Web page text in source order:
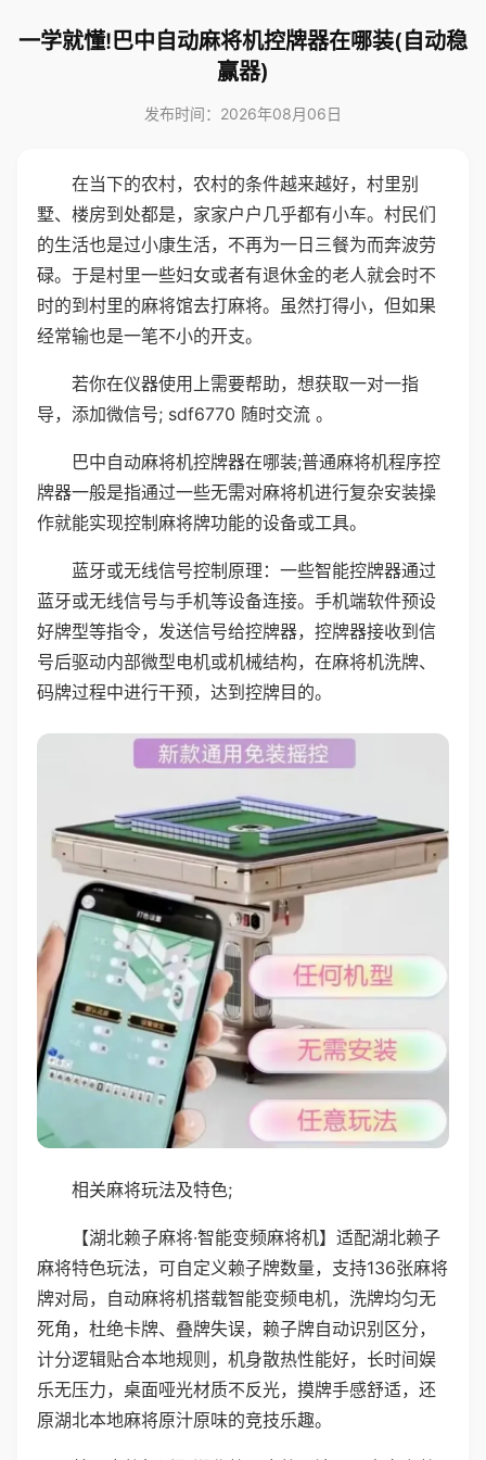
一学就懂!巴中自动麻将机控牌器在哪装(自动稳
赢器)
发布时间：2026年08月06日
在当下的农村，农村的条件越来越好，村里别
墅、楼房到处都是，家家户户几乎都有小车。村民们
的生活也是过小康生活，不再为一日三餐为而奔波劳
碌。于是村里一些妇女或者有退休金的老人就会时不
时的到村里的麻将馆去打麻将。虽然打得小，但如果
经常输也是一笔不小的开支。
若你在仪器使用上需要帮助，想获取一对一指
导，添加微信号; sdf6770 随时交流 。
巴中自动麻将机控牌器在哪装;普通麻将机程序控
牌器一般是指通过一些无需对麻将机进行复杂安装操
作就能实现控制麻将牌功能的设备或工具。
蓝牙或无线信号控制原理：一些智能控牌器通过
蓝牙或无线信号与手机等设备连接。手机端软件预设
好牌型等指令，发送信号给控牌器，控牌器接收到信
号后驱动内部微型电机或机械结构，在麻将机洗牌、
码牌过程中进行干预，达到控牌目的。
相关麻将玩法及特色;
【湖北赖子麻将·智能变频麻将机】适配湖北赖子
麻将特色玩法，可自定义赖子牌数量，支持136张麻将
牌对局，自动麻将机搭载智能变频电机，洗牌均匀无
死角，杜绝卡牌、叠牌失误，赖子牌自动识别区分，
计分逻辑贴合本地规则，机身散热性能好，长时间娱
乐无压力，桌面哑光材质不反光，摸牌手感舒适，还
原湖北本地麻将原汁原味的竞技乐趣。